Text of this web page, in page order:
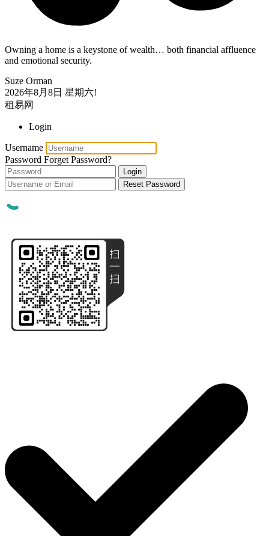
Owning a home is a keystone of wealth… both financial affluence
and emotional security.
Suze Orman
2026年8月8日 星期六!
租易网
Login
Username
Password Forget Password?
Login
Reset Password